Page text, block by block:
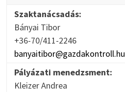
Szaktanácsadás:
Bányai Tibor
+36-70/411-2246
banyaitibor@gazdakontroll.hu
Pályázati menedzsment:
Kleizer Andrea